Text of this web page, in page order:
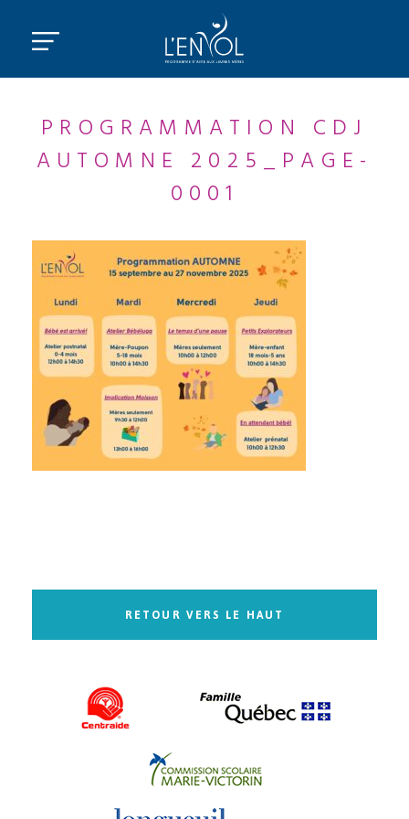
PROGRAMMATION CDJ
AUTOMNE 2025_PAGE-
0001
RETOUR VERS LE HAUT